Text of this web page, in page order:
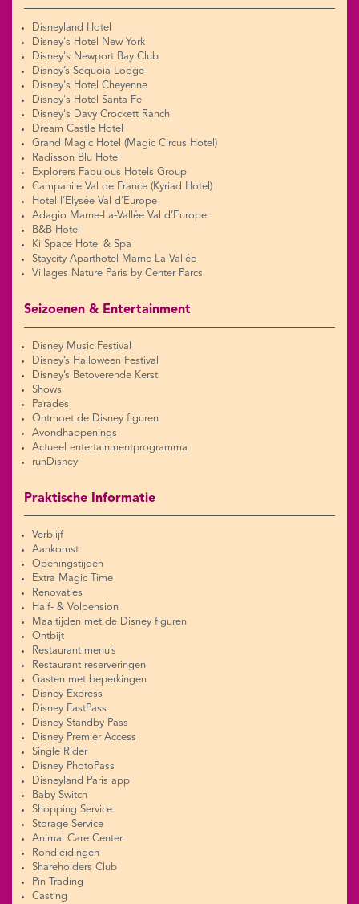
Disneyland Hotel
Disney's Hotel New York
Disney's Newport Bay Club
Disney’s Sequoia Lodge
Disney's Hotel Cheyenne
Disney's Hotel Santa Fe
Disney's Davy Crockett Ranch
Dream Castle Hotel
Grand Magic Hotel (Magic Circus Hotel)
Radisson Blu Hotel
Explorers Fabulous Hotels Group
Campanile Val de France (Kyriad Hotel)
Hotel l’Elysée Val d’Europe
Adagio Marne-La-Vallée Val d’Europe
B&B Hotel
Ki Space Hotel & Spa
Staycity Aparthotel Marne-La-Vallée
Villages Nature Paris by Center Parcs
Seizoenen & Entertainment
Disney Music Festival
Disney’s Halloween Festival
Disney’s Betoverende Kerst
Shows
Parades
Ontmoet de Disney figuren
Avondhappenings
Actueel entertainmentprogramma
runDisney
Praktische Informatie
Verblijf
Aankomst
Openingstijden
Extra Magic Time
Renovaties
Half- & Volpension
Maaltijden met de Disney figuren
Ontbijt
Restaurant menu’s
Restaurant reserveringen
Gasten met beperkingen
Disney Express
Disney FastPass
Disney Standby Pass
Disney Premier Access
Single Rider
Disney PhotoPass
Disneyland Paris app
Baby Switch
Shopping Service
Storage Service
Animal Care Center
Rondleidingen
Shareholders Club
Pin Trading
Casting